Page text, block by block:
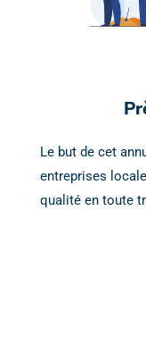
Le but de cet
entreprises
qualité en toute